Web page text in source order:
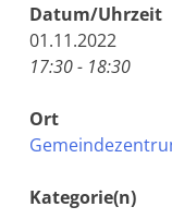
Datum/Uhrzeit
01.11.2022
17:30 - 18:30
Ort
Kategorie(n)